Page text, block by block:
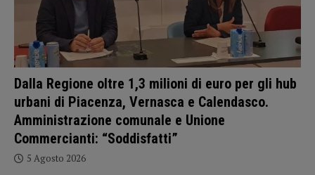
Dalla Regione oltre 1,3 milioni di euro per gli hub
urbani di Piacenza, Vernasca e Calendasco.
Amministrazione comunale e Unione
Commercianti: “Soddisfatti”
5 Agosto 2026